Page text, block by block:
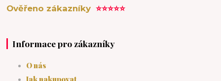
Ověřeno zákazníky⭐⭐⭐⭐⭐
Informace pro zákazníky
O nás
Jak nakupovat